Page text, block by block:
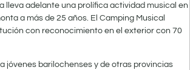
lleva adelante una prolífica actividad musical en
a más de 25 años. El Camping Musical
con reconocimiento en el exterior con 70
jóvenes barilochenses y de otras provincias